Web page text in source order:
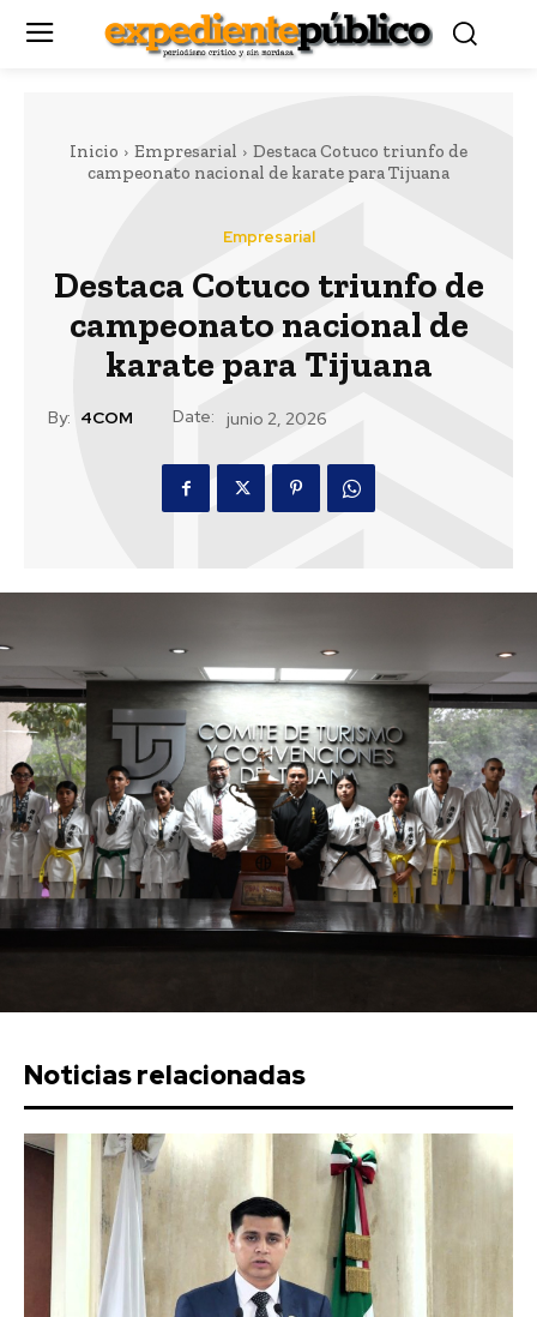
Inicio Empresarial
Destaca Cotuco triunfo de
campeonato nacional de karate para Tijuana
Empresarial
Destaca Cotuco triunfo de
campeonato nacional de
karate para Tijuana
By: 4COM Date: junio 2, 2026
Noticias relacionadas